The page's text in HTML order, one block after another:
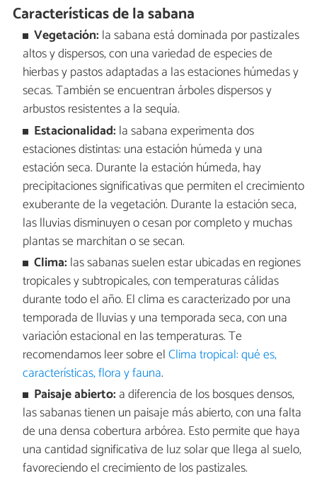
Características de la sabana
Vegetación: la sabana está dominada por pastizales
altos y dispersos, con una variedad de especies de
hierbas y pastos adaptadas a las estaciones húmedas y
secas. También se encuentran árboles dispersos y
arbustos resistentes a la sequía.
Estacionalidad: la sabana experimenta dos
estaciones distintas: una estación húmeda y una
estación seca. Durante la estación húmeda, hay
precipitaciones significativas que permiten el crecimiento
exuberante de la vegetación. Durante la estación seca,
las lluvias disminuyen o cesan por completo y muchas
plantas se marchitan o se secan.
Clima: las sabanas suelen estar ubicadas en regiones
tropicales y subtropicales, con temperaturas cálidas
durante todo el año. El clima es caracterizado por una
temporada de lluvias y una temporada seca, con una
variación estacional en las temperaturas. Te
recomendamos leer sobre elClima tropical: qué es,
características, flora y fauna.
Paisaje abierto: a diferencia de los bosques densos,
las sabanas tienen un paisaje más abierto, con una falta
de una densa cobertura arbórea. Esto permite que haya
una cantidad significativa de luz solar que llega al suelo,
favoreciendo el crecimiento de los pastizales.